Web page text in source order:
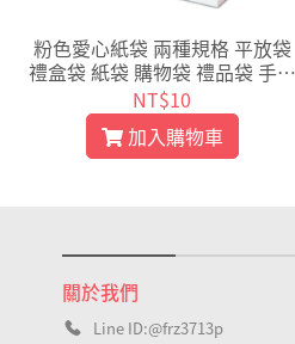
粉色愛心紙袋 兩種規格 平放袋
禮盒袋 紙袋 購物袋 禮品袋 手提
袋 蛋糕盒袋 包裝袋 袋子【D20
1】
NT$10
加入購物車
關於我們
Line ID:@frz3713p